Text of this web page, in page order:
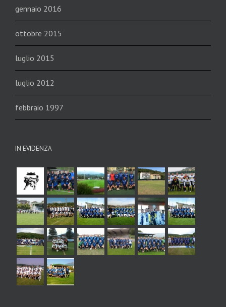
gennaio 2016
ottobre 2015
luglio 2015
luglio 2012
febbraio 1997
IN EVIDENZA